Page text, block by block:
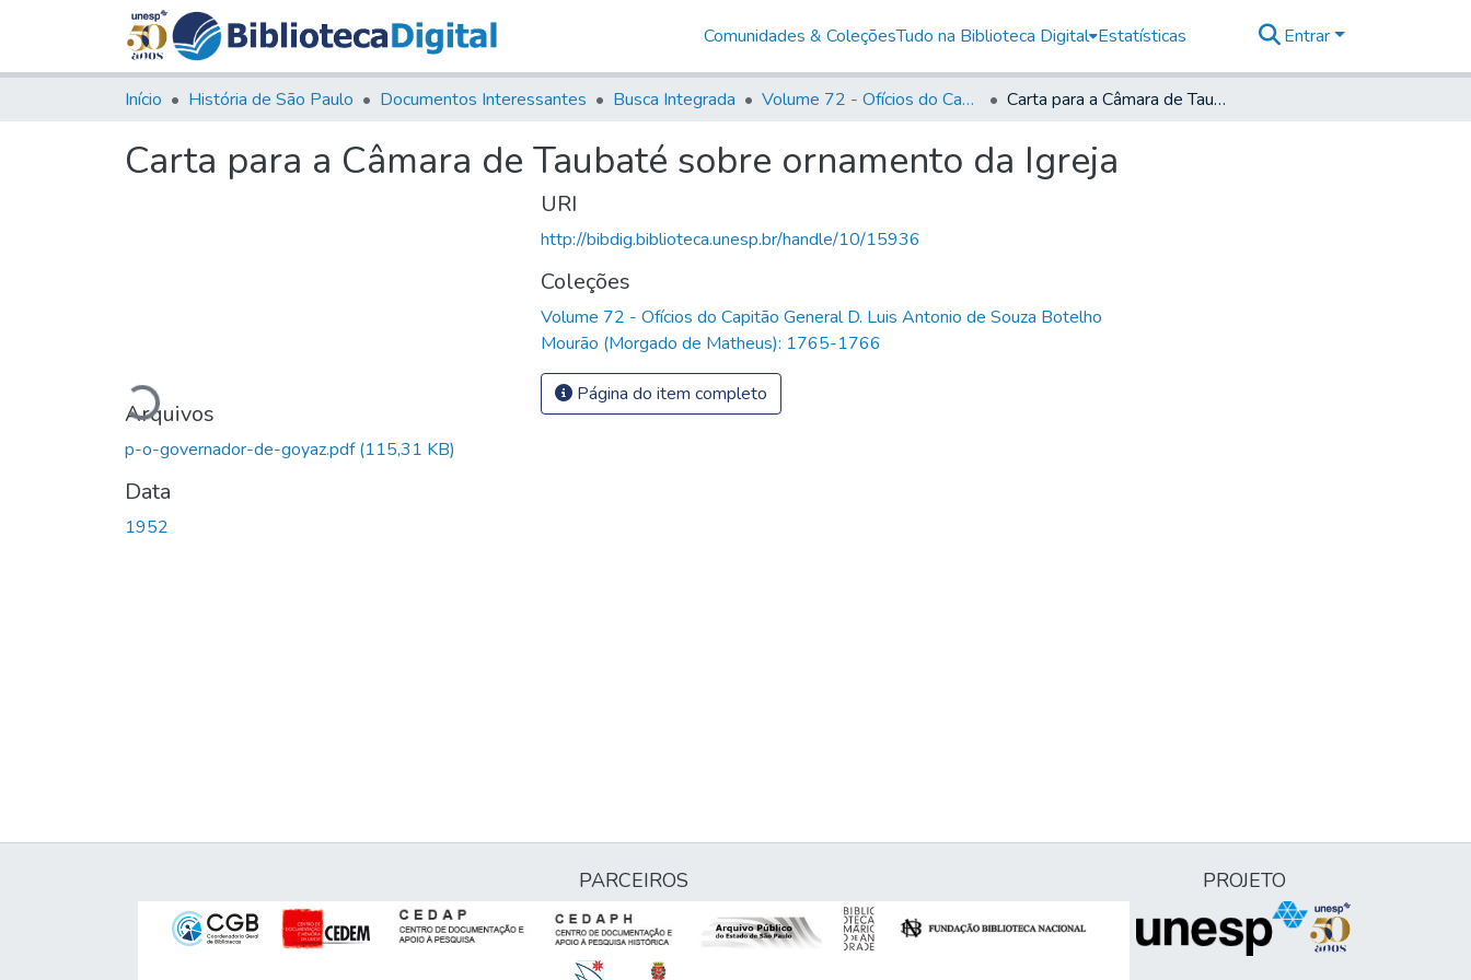
Comunidades & ColeçõesTudo na Biblioteca Digital Estatísticas Entrar
Início História de São Paulo Documentos Interessantes Busca Integrada Volume 72 - Ofícios do Capitão General D. Luis Antonio de Souza Botelho Mourão (Morgado de Matheus): 1765-1766 Carta para a Câmara de Taubaté sobre ornamento da Igreja
Carta para a Câmara de Taubaté sobre ornamento da Igreja
Carregando...
Arquivos
p-o-governador-de-goyaz.pdf(115,31 KB)
Data
1952
URI
http://bibdig.biblioteca.unesp.br/handle/10/15936
Coleções
Volume 72 - Ofícios do Capitão General D. Luis Antonio de Souza Botelho
Mourão (Morgado de Matheus): 1765-1766
Página do item completo
PARCEIROS PROJETO